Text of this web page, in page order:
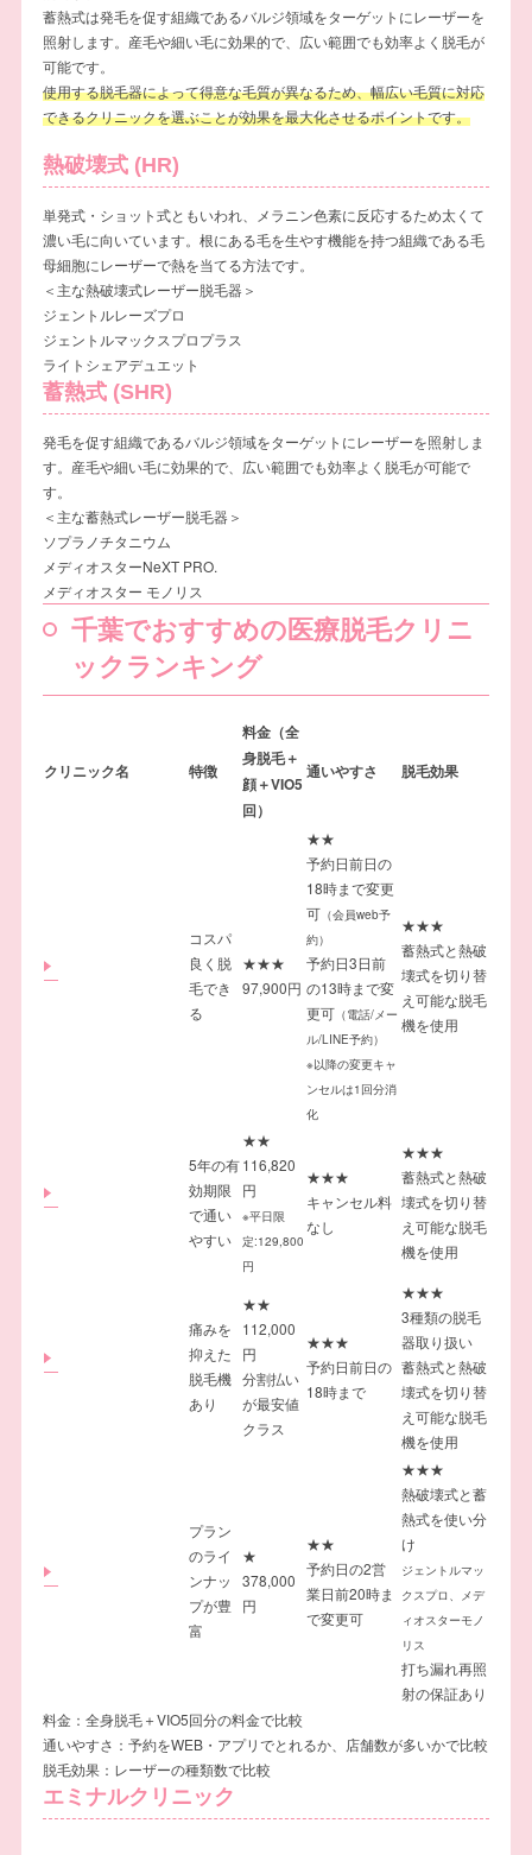
蓄熱式は発毛を促す組織であるバルジ領域をターゲットにレーザーを
照射します。産毛や細い毛に効果的で、広い範囲でも効率よく脱毛が
可能です。
使用する脱毛器によって得意な毛質が異なるため、幅広い毛質に対応
できるクリニックを選ぶことが効果を最大化させるポイントです。
熱破壊式(HR)
単発式・ショット式ともいわれ、メラニン色素に反応するため太くて
濃い毛に向いています。根にある毛を生やす機能を持つ組織である毛
母細胞にレーザーで熱を当てる方法です。
＜主な熱破壊式レーザー脱毛器＞
ジェントルレーズプロ
ジェントルマックスプロプラス
ライトシェアデュエット
蓄熱式(SHR)
発毛を促す組織であるバルジ領域をターゲットにレーザーを照射しま
す。産毛や細い毛に効果的で、広い範囲でも効率よく脱毛が可能で
す。
＜主な蓄熱式レーザー脱毛器＞
ソプラノチタニウム
メディオスターNeXT PRO.
メディオスター モノリス
千葉でおすすめの医療脱毛クリニ
ックランキング
クリニック名 特徴
料金（全
身脱毛＋
顔＋VIO5
回）
通いやすさ 脱毛効果
コスパ
良く脱
毛でき
る
★★★
97,900円
★★
予約日前日の
18時まで変更
可（会員web予
約）
予約日3日前
の13時まで変
更可（電話/メー
ル/LINE予約）
※以降の変更キャ
ンセルは1回分消
化
★★★
蓄熱式と熱破
壊式を切り替
え可能な脱毛
機を使用
5年の有
効期限
で通い
やすい
★★
116,820
円
※平日限
定:129,800
円
★★★
キャンセル料
なし
★★★
蓄熱式と熱破
壊式を切り替
え可能な脱毛
機を使用
痛みを
抑えた
脱毛機
あり
★★
112,000
円
分割払い
が最安値
クラス
★★★
予約日前日の
18時まで
★★★
3種類の脱毛
器取り扱い
蓄熱式と熱破
壊式を切り替
え可能な脱毛
機を使用
プラン
のライ
ンナッ
プが豊
富
★
378,000
円
★★
予約日の2営
業日前20時ま
で変更可
★★★
熱破壊式と蓄
熱式を使い分
け
ジェントルマッ
クスプロ、メデ
ィオスターモノ
リス
打ち漏れ再照
射の保証あり
料金：全身脱毛＋VIO5回分の料金で比較
通いやすさ：予約をWEB・アプリでとれるか、店舗数が多いかで比較
脱毛効果：レーザーの種類数で比較
エミナルクリニック